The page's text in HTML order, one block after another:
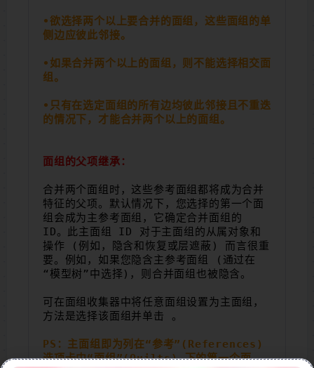
•欲选择两个以上要合并的面组，这些面组的单
侧边应彼此邻接。
•如果合并两个以上的面组，则不能选择相交面
组。
•只有在选定面组的所有边均彼此邻接且不重迭
的情况下，才能合并两个以上的面组。
面组的父项继承：
合并两个面组时，这些参考面组都将成为合并
特征的父项。默认情况下，您选择的第一个面
组会成为主参考面组，它确定合并面组的
ID。此主面组 ID 对于主面组的从属对象和
操作 (例如，隐含和恢复或层遮蔽) 而言很重
要。例如，如果您隐含主参考面组 (通过在
“模型树”中选择)，则合并面组也被隐含。
可在面组收集器中将任意面组设置为主面组，
方法是选择该面组并单击 。
PS：主面组即为列在“参考”(References)
选项卡中“面组”(Quilts) 下的第一个面